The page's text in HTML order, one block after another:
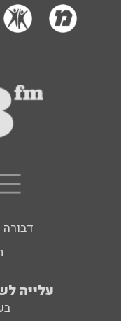
דבורה
עלייה לשידור: